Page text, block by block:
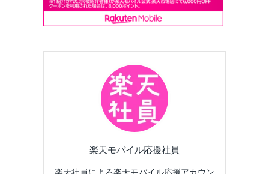
楽天モバイル応援社員
楽天社員による楽天モバイル応援アカウン